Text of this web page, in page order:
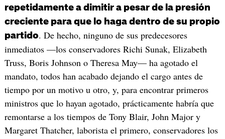
repetidamente a dimitir a pesar de la presión
creciente para que lo haga dentro de su propio
partido. De hecho, ninguno de sus predecesores
inmediatos —los conservadores Richi Sunak, Elizabeth
Truss, Boris Johnson o Theresa May— ha agotado el
mandato, todos han acabado dejando el cargo antes de
tiempo por un motivo u otro, y, para encontrar primeros
ministros que lo hayan agotado, prácticamente habría que
remontarse a los tiempos de Tony Blair, John Major y
Margaret Thatcher, laborista el primero, conservadores los